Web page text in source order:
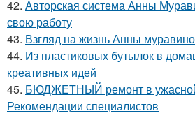
42. Авторская система Анны
свою работу
43. Взгляд на жизнь Анны
44. Из пластиковых бутылок в
креативных идей
45. БЮДЖЕТНЫЙ ремонт в
Рекомендации специалистов